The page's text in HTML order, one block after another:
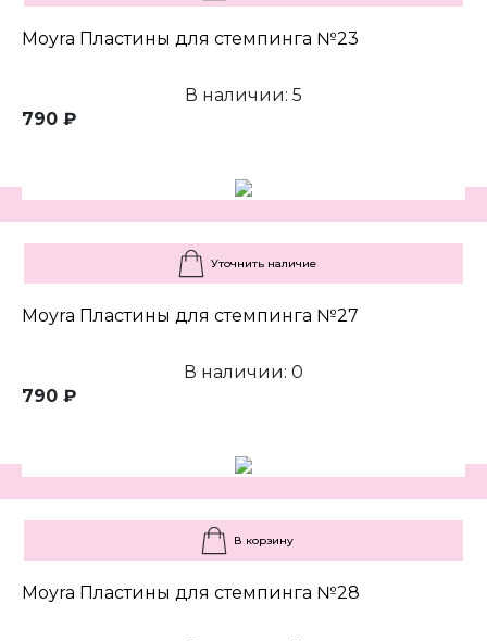
Moyra Пластины для стемпинга №23
В наличии: 5
790 ₽
Уточнить наличие
Moyra Пластины для стемпинга №27
В наличии: 0
790 ₽
В корзину
Moyra Пластины для стемпинга №28